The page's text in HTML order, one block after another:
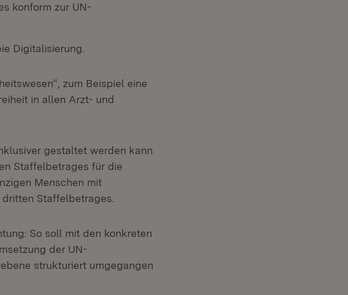
konform zur UN-
Digitalisierung.
zum Beispiel eine
in allen Arzt- und
gestaltet werden kann.
Staffelbetrages für die
Menschen mit
Staffelbetrages.
So soll mit den konkreten
der UN-
strukturiert umgegangen